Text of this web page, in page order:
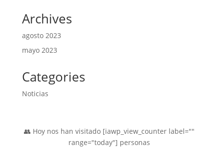
Archives
agosto 2023
mayo 2023
Categories
Noticias
👥 Hoy nos han visitado [iawp_view_counter label=""
range="today"] personas